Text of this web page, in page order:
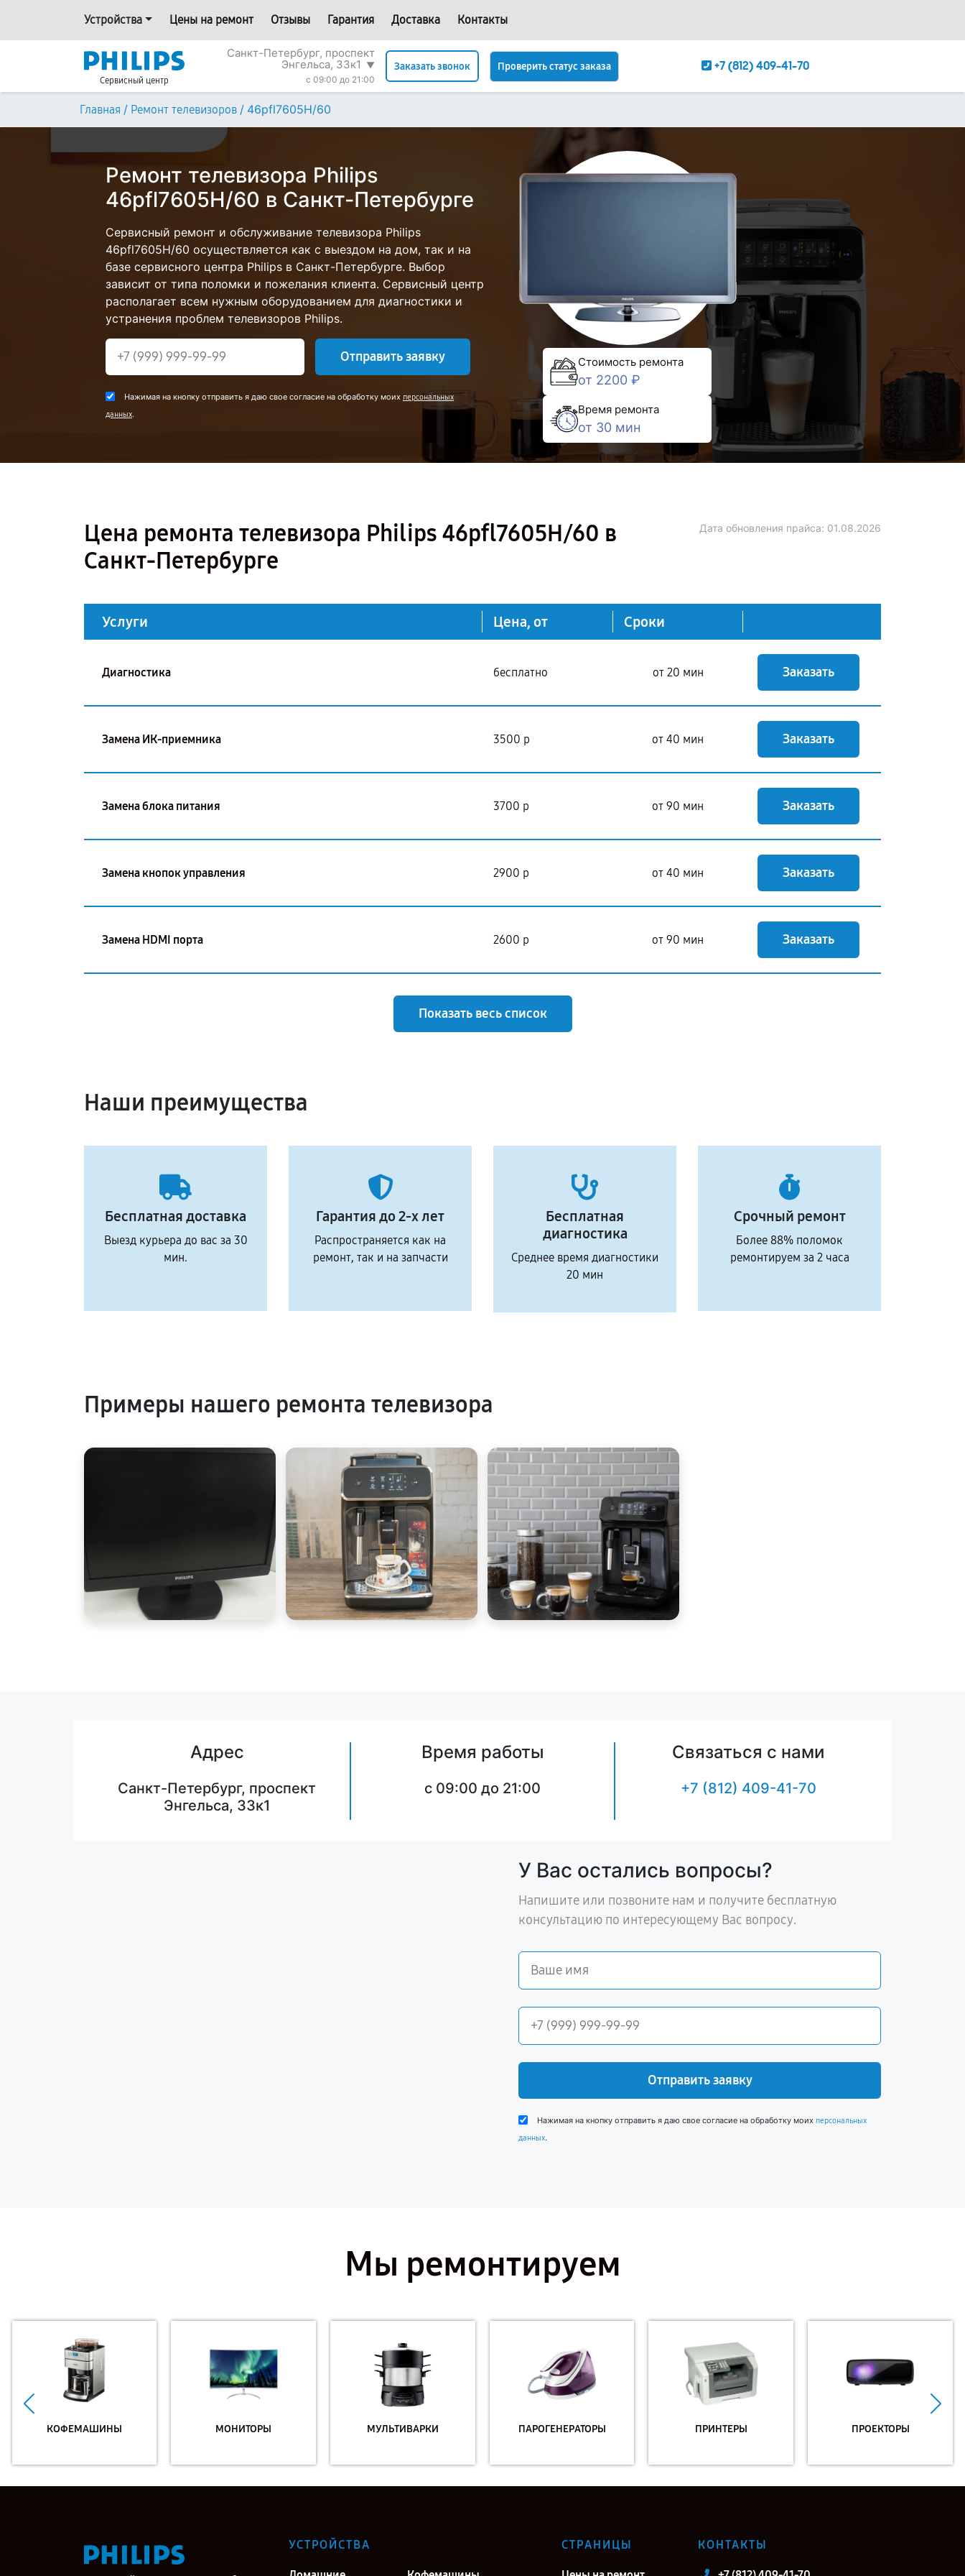
Устройства Цены на ремонт Отзывы Гарантия Доставка Контакты
Сервисный центр
Санкт-Петербург, проспект
Энгельса, 33к1
▼
c 09:00 до 21:00
Заказать звонок Проверить статус заказа +7 (812) 409-41-70
Главная / Ремонт телевизоров / 46pfl7605H/60
Ремонт телевизора Philips
46pfl7605H/60 в Санкт-Петербурге
Сервисный ремонт и обслуживание телевизора Philips
46pfl7605H/60 осуществляется как с выездом на дом, так и на
базе сервисного центра Philips в Санкт-Петербурге. Выбор
зависит от типа поломки и пожелания клиента. Сервисный центр
располагает всем нужным оборудованием для диагностики и
устранения проблем телевизоров Philips.
Отправить заявку
Нажимая на кнопку отправить я даю свое согласие на обработку моих персональных
данных.
Стоимость ремонта
от 2200 ₽
Время ремонта
от 30 мин
Цена ремонта телевизора Philips 46pfl7605H/60 в
Санкт-Петербурге
Дата обновления прайса: 01.08.2026
Услуги Цена, от Сроки
Диагностика бесплатно от 20 мин Заказать
Замена ИК-приемника 3500 р от 40 мин Заказать
Замена блока питания 3700 р от 90 мин Заказать
Замена кнопок управления 2900 р от 40 мин Заказать
Замена HDMI порта 2600 р от 90 мин Заказать
Показать весь список
Наши преимущества
Бесплатная доставка
Выезд курьера до вас за 30
мин.
Гарантия до 2-х лет
Распространяется как на
ремонт, так и на запчасти
Бесплатная
диагностика
Среднее время диагностики
20 мин
Срочный ремонт
Более 88% поломок
ремонтируем за 2 часа
Примеры нашего ремонта телевизора
Адрес
Санкт-Петербург, проспект
Энгельса, 33к1
Время работы
c 09:00 до 21:00
Связаться с нами
+7 (812) 409-41-70
У Вас остались вопросы?
Напишите или позвоните нам и получите бесплатную
консультацию по интересующему Вас вопросу.
Отправить заявку
Нажимая на кнопку отправить я даю свое согласие на обработку моих персональных
данных.
Мы ремонтируем
КОФЕМАШИНЫ МОНИТОРЫ МУЛЬТИВАРКИ ПАРОГЕНЕРАТОРЫ ПРИНТЕРЫ ПРОЕКТОРЫ
УСТРОЙСТВА СТРАНИЦЫ КОНТАКТЫ